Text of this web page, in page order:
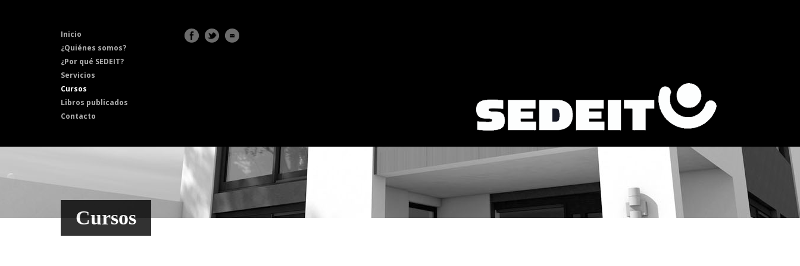
Inicio
¿Quiénes somos?
¿Por qué SEDEIT?
Servicios
Cursos
Libros publicados
Contacto
Cursos